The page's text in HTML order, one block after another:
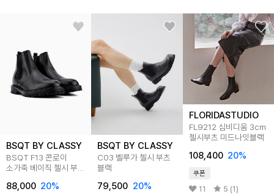
BSQT BY CLASSY
BSQT F13 콘로이
소가죽 베이직 첼시 부츠
88,000 20%
BSQT BY CLASSY
C03 벨루가 첼시 부츠
블랙
79,500 20%
FLORIDASTUDIO
FL9212 심비디움 3cm
첼시부츠 미드나잇블랙
108,400 20%
쿠폰
11 5 (1)